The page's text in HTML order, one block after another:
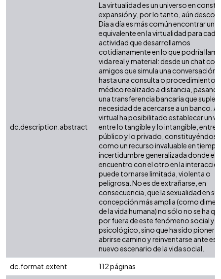
dc.description.abstract
La virtualidad es un universo en
expansión y, por lo tanto, aún
Día a día es más común encontrar un
equivalente en la virtualidad para cada
actividad que desarrollamos
cotidianamente en lo que podría
vida real y material: desde un chat con
amigos que simula una conversación
hasta una consulta o procedimiento
médico realizado a distancia,
una transferencia bancaria que suple
necesidad de acercarse a un banco.
virtual ha posibilitado establecer un
entre lo tangible y lo intangible, entre
público y lo privado, constituyéndose
como un recurso invaluable en
incertidumbre generalizada donde el
encuentro con el otro en la
puede tornarse limitada, violenta o
peligrosa. No es de extrañarse, en
consecuencia, que la sexualidad en su
concepción más amplia (como
de la vida humana) no sólo no se ha
por fuera de este fenómeno social y
psicológico, sino que ha sido pionera
abrirse camino y reinventarse ante
nuevo escenario de la vida social.
dc.format.extent
112 páginas